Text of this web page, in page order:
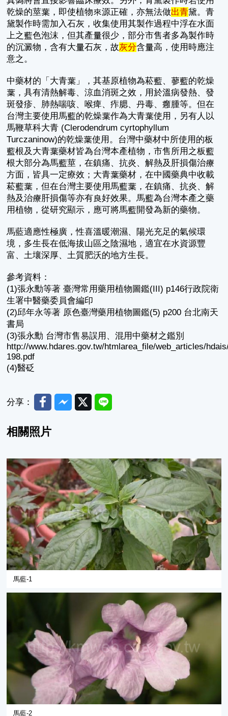
乾燥的莖葉，即使植物來源正確，亦無法做出青黛。青
黛製作時需加入石灰，收集使用其製作過程中浮在水面
上之藍色泡沫，但其產量很少，部分市售者多為製作時
的沉澱物，含有大量石灰，故灰分含量高，使用時應注
意之。
中藥材的「大青葉」，其基原植物為菘藍、蓼藍的乾燥
葉，具有清熱解毒、涼血消斑之效，用於溫病發熱、發
斑發疹、肺熱喘咳、喉痺、痄腮、丹毒、癰腫等。但在
台灣主要使用馬藍的乾燥葉作為大青葉使用，另有人以
馬鞭草科大青 (Clerodendrum cyrtophyllum
Turczaninow)的乾燥葉使用。台灣中藥材中所使用的板
藍根及大青葉藥材皆為台灣本產植物，市售所用之板藍
根大部分為馬藍莖，在鎮痛、抗炎、解熱及肝損傷治療
方面，皆具一定療效；大青葉藥材，在中國藥典中收載
菘藍葉，但在台灣主要使用馬藍葉，在鎮痛、抗炎、解
熱及治療肝損傷等亦有良好效果。馬藍為台灣本產之藥
用植物，從研究顯示，應可將馬藍開發為新的藥物。
馬藍適應性極廣，性喜溫暖潮濕、陽光充足的氣候環
境，多生長在低海拔山區之陰濕地，適宜在水資源豐
富、土壤深厚、土質肥沃的地方生長。
參考資料：
(1)張永勳等著 臺灣常用藥用植物圖鑑(III) p146行政院衛
生署中醫藥委員會編印
(2)邱年永等著 原色臺灣藥用植物圖鑑(5) p200 台北南天
書局
(3)張永勳 台灣市售易誤用、混用中藥材之鑑別
http://www.hdares.gov.tw/htmlarea_file/web_articles/
198.pdf
(4)醫砭
分享： FacebookMessenger
TwitterLine
相關照片
馬藍-1
馬藍-2